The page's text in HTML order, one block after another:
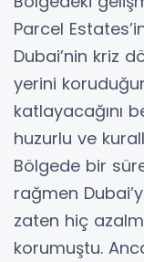
Parcel
Dubai’nin kriz
yerini
katlayacağını
huzurlu ve
Bölgede bir
rağmen
zaten hiç
korumuştu.